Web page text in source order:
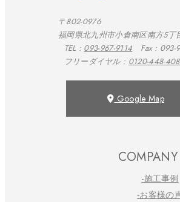
〒802-0976
福岡県北九州市小倉南区南方5丁
TEL : 093-967-9114 Fax : 093-
フリーダイヤル : 0120-448-408
Google Map
COMPANY
-施工事例
-お客様の